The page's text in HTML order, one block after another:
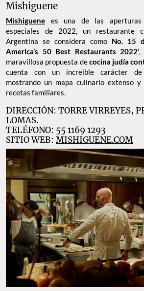
Mishiguene
Mishiguene
es una de las aperturas
especiales de 2022, un restaurante
Argentina se considera como No. 15
America’s 50 Best Restaurants 2022’,
maravillosa propuesta decocina judía
cuenta con un increíble carácter de
mostrando un mapa culinario extenso y
recetas familiares.
DIRECCIÓN: TORRE VIRREYES,
LOMAS.
TELÉFONO: 55 1169 1293
SITIO WEB: MISHIGUENE.COM